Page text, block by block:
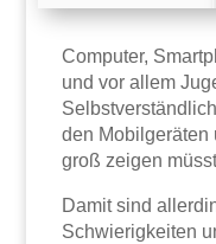
Computer,
und vor allem
den Mobilgeräten
groß zeigen
Damit sind
Schwierigkeiten